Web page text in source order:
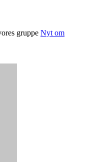
gruppe Nyt om